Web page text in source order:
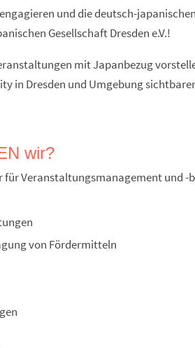
und die deutsch-
Gesellschaft Dresden e.V.!
mit Japanbezug
in Dresden und Umgebung
wir?
für Veranstaltungsmanagement und -
von Fördermitteln